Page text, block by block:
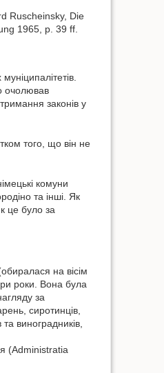
Ruscheinsky, Die
1965, p. 39 ff.
очолював
законів у
того, що він не
комуни
та інші. Як
це було за
на вісім
роки. Вона була
за
сиротинців,
та виноградників,
(Administratia